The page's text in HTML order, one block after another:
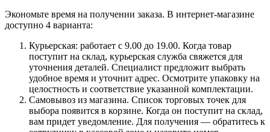
Экономьте время на получении заказа. В интернет-магазине
доступно 4 варианта:
Курьерская: работает с 9.00 до 19.00. Когда товар
поступит на склад, курьерская служба свяжется для
уточнения деталей. Специалист предложит выбрать
удобное время и уточнит адрес. Осмотрите упаковку на
целостность и соответствие указанной комплектации.
Самовывоз из магазина. Список торговых точек для
выбора появится в корзине. Когда он поступит на склад,
вам придет уведомление. Для получения — обратитесь к